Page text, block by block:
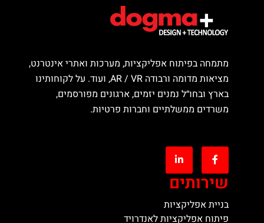
מתמחה בפיתוח אפליקציות, מערכות ואתרי אינטרנט,
מציאות מדומה ורבודה AR / VR, ועוד. על לקוחותינו
בארץ ובחו״ל נמנים יזמים, ארגונים מפורסמים,
משרדים ממשלתיים וחברות פרטיות.
שירותים
בניית אפליקציות
פיתוח אפליקציות לאנדרויד